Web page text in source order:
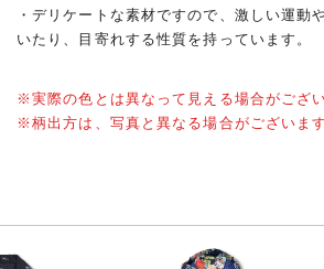
・デリケートな素材ですので、激しい運動
いたり、目寄れする性質を持っています。
※実際の色とは異なって見える場合がござい
※柄出方は、写真と異なる場合がございます